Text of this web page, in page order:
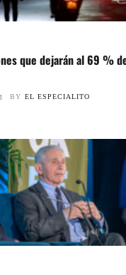
que dejarán al 69 %
BY EL ESPECIALITO